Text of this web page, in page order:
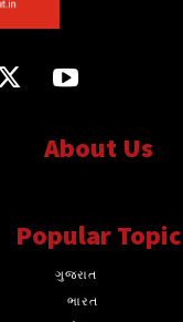
About Us
Popular Topic
ગુજરાત
ભારત